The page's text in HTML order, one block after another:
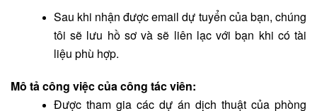
Sau khi nhận được email dự tuyển của bạn, chúng
tôi sẽ lưu hồ sơ và sẽ liên lạc với bạn khi có tài
liệu phù hợp.
Mô tả công việc của công tác viên:
Được tham gia các dự án dịch thuật của phòng